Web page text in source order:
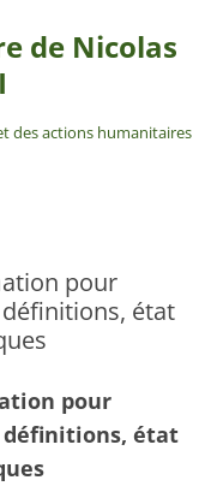
de Nicolas
des actions humanitaires
pour
état
pour
définitions, état